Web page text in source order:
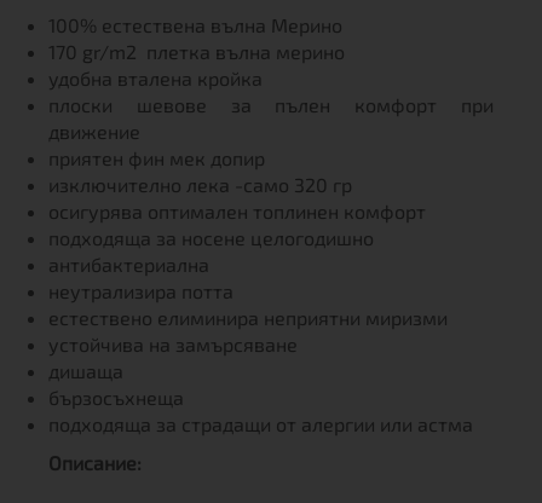
100% естествена вълна Мерино
170 gr/m2 плетка вълна мерино
удобна вталена кройка
плоски шевове за пълен комфорт при
движение
приятен фин мек допир
изключително лека -само 320 гр
осигурява оптимален топлинен комфорт
подходяща за носене целогодишно
антибактериална
неутрализира потта
естествено елиминира неприятни миризми
устойчива на замърсяване
дишаща
бързосъхнеща
подходяща за страдащи от алергии или астма
Описание: